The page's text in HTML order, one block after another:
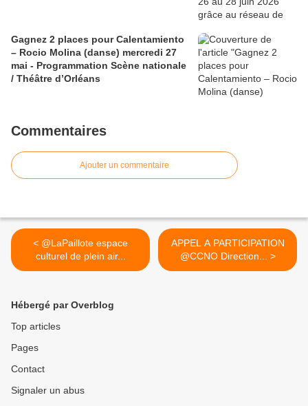
Gagnez 2 places pour Calentamiento
– Rocio Molina (danse) mercredi 27
mai - Programmation Scène nationale
/ Théâtre d’Orléans
Commentaires
Ajouter un commentaire
< @LaPaillote espace
culturel de plein air...
APPEL A PARTICIPATION
@CCNO Direction... >
Hébergé par Overblog
Top articles
Pages
Contact
Signaler un abus